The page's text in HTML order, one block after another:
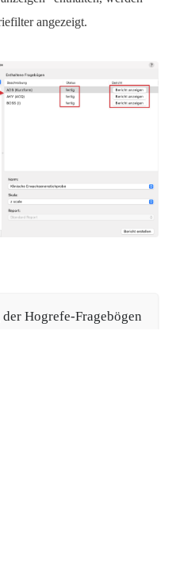
angezeigt.
Hogrefe-Fragebögen